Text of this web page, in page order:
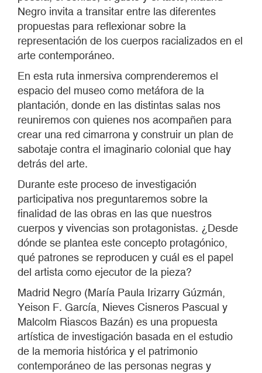
Negro invita a transitar entre las diferentes
propuestas para reflexionar sobre la
representación de los cuerpos racializados en el
arte contemporáneo.
En esta ruta inmersiva comprenderemos el
espacio del museo como metáfora de la
plantación, donde en las distintas salas nos
reuniremos con quienes nos acompañen para
crear una red cimarrona y construir un plan de
sabotaje contra el imaginario colonial que hay
detrás del arte.
Durante este proceso de investigación
participativa nos preguntaremos sobre la
finalidad de las obras en las que nuestros
cuerpos y vivencias son protagonistas. ¿Desde
dónde se plantea este concepto protagónico,
qué patrones se reproducen y cuál es el papel
del artista como ejecutor de la pieza?
Madrid Negro (María Paula Irizarry Gúzmán,
Yeison F. García, Nieves Cisneros Pascual y
Malcolm Riascos Bazán) es una propuesta
artística de investigación basada en el estudio
de la memoria histórica y el patrimonio
contemporáneo de las personas negras y